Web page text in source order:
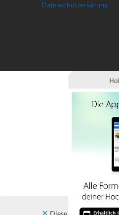
Datenschutzerkärung
Diese Website